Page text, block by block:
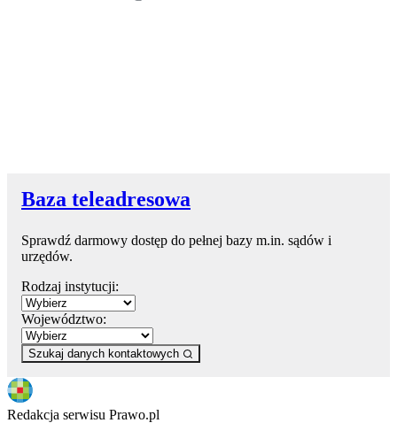
Baza teleadresowa
Sprawdź darmowy dostęp do pełnej bazy m.in. sądów i
urzędów.
Rodzaj instytucji:
Województwo:
Szukaj danych kontaktowych
Redakcja serwisu Prawo.pl